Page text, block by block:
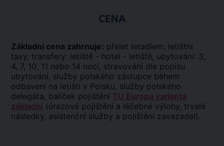
CENA
Základní cena zahrnuje: přelet letadlem, letištní
taxy, transfery: letiště - hotel - letiště, ubytování: 3,
4, 7, 10, 11 nebo 14 nocí, stravování dle popisu
ubytování, služby polského zástupce během
odbavení na letišti v Polsku, služby polského
delegáta, balíček pojištění TU Europa varianta
základní (úrazové pojištění a léčebné výlohy, trvalé
následky, asistenční služby a pojištění zavazadel).